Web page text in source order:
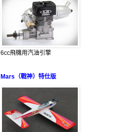
6cc飛機用汽油引擎
Mars（戰神）特仕版